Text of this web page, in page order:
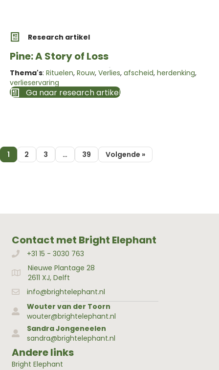
Research artikel
Pine: A Story of Loss
Thema's: Rituelen, Rouw, Verlies, afscheid, herdenking,
verlieservaring
Ga naar research artikel
1 2 3 … 39 Volgende »
Contact met Bright Elephant
Bellen met Bright Elephant
+31 15 - 3030 763
Adres Bright Elephant
Nieuwe Plantage 28
2611 XJ, Delft
info@brightelephant.nl
Wouter van der Toorn
wouter@brightelephant.nl
Sandra Jongeneelen
sandra@brightelephant.nl
Andere links
Bright Elephant